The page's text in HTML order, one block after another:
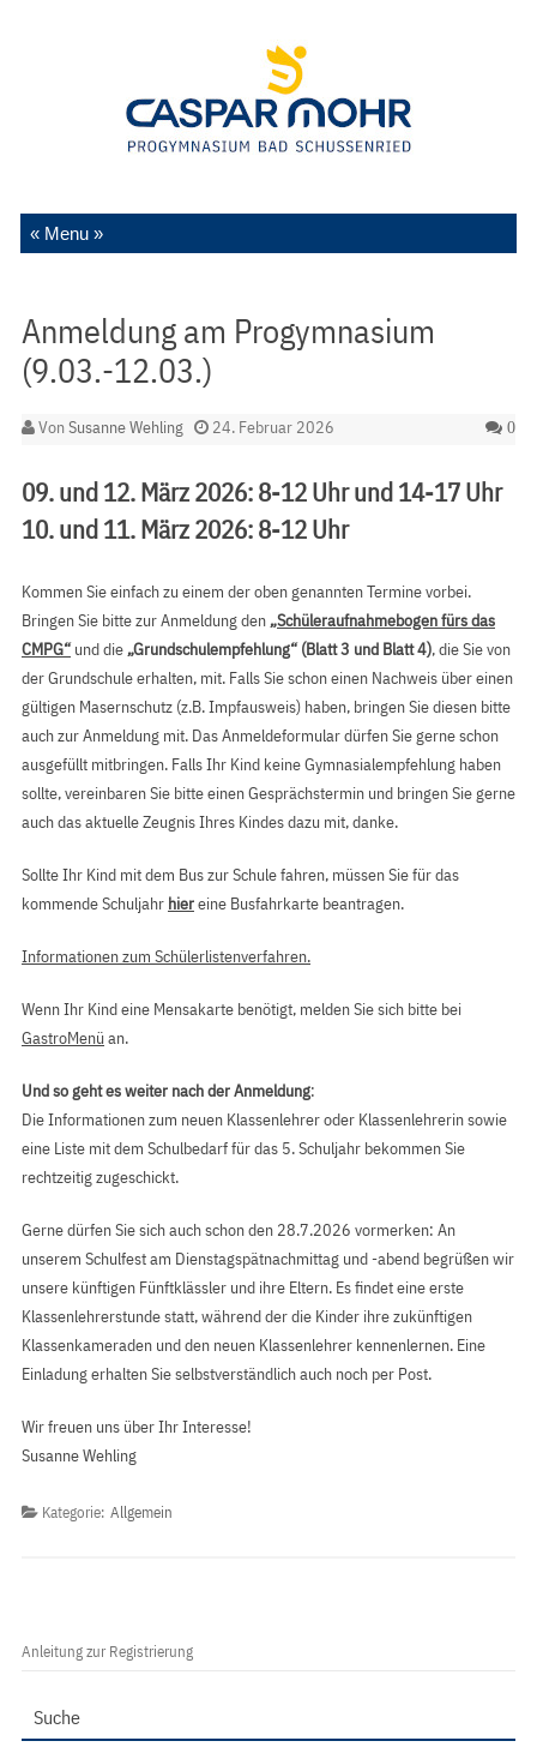
Zum Inhalt springen
Anmeldung am Progymnasium
(9.03.-12.03.)
VonSusanne Wehling 24. Februar 2026 0
09. und 12. März 2026: 8-12 Uhr und 14-17 Uhr
10. und 11. März 2026: 8-12 Uhr
Kommen Sie einfach zu einem der oben genannten Termine vorbei.
Bringen Sie bitte zur Anmeldung den „Schüleraufnahmebogen fürs das
CMPG“und die „Grundschulempfehlung“ (Blatt 3 und Blatt 4), die Sie von
der Grundschule erhalten, mit. Falls Sie schon einen Nachweis über einen
gültigen Masernschutz (z.B. Impfausweis) haben, bringen Sie diesen bitte
auch zur Anmeldung mit. Das Anmeldeformular dürfen Sie gerne schon
ausgefüllt mitbringen. Falls Ihr Kind keine Gymnasialempfehlung haben
sollte, vereinbaren Sie bitte einen Gesprächstermin und bringen Sie gerne
auch das aktuelle Zeugnis Ihres Kindes dazu mit, danke.
Sollte Ihr Kind mit dem Bus zur Schule fahren, müssen Sie für das
kommende Schuljahr hiereine Busfahrkarte beantragen.
Informationen zum Schülerlistenverfahren.
Wenn Ihr Kind eine Mensakarte benötigt, melden Sie sich bitte bei
GastroMenüan.
Und so geht es weiter nach der Anmeldung:
Die Informationen zum neuen Klassenlehrer oder Klassenlehrerin sowie
eine Liste mit dem Schulbedarf für das 5. Schuljahr bekommen Sie
rechtzeitig zugeschickt.
Gerne dürfen Sie sich auch schon den 28.7.2026 vormerken: An
unserem Schulfest am Dienstagspätnachmittag und -abend begrüßen wir
unsere künftigen Fünftklässler und ihre Eltern. Es findet eine erste
Klassenlehrerstunde statt, während der die Kinder ihre zukünftigen
Klassenkameraden und den neuen Klassenlehrer kennenlernen. Eine
Einladung erhalten Sie selbstverständlich auch noch per Post.
Wir freuen uns über Ihr Interesse!
Susanne Wehling
Kategorie: Allgemein
Anleitung zur Registrierung
Suche